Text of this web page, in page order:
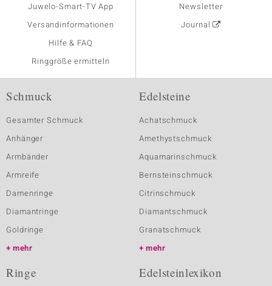
Juwelo-Smart-TV App
Versandinformationen
Hilfe & FAQ
Ringgröße ermitteln
Newsletter
Journal
Schmuck
Gesamter Schmuck
Anhänger
Armbänder
Armreife
Damenringe
Diamantringe
Goldringe
mehr
Edelsteine
Achatschmuck
Amethystschmuck
Aquamarinschmuck
Bernsteinschmuck
Citrinschmuck
Diamantschmuck
Granatschmuck
mehr
Ringe Edelsteinlexikon